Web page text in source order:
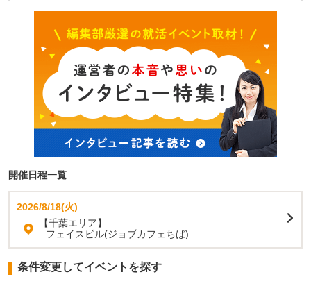
開催日程一覧
2026/8/18(火)
【千葉エリア】
フェイスビル(ジョブカフェちば)
条件変更してイベントを探す